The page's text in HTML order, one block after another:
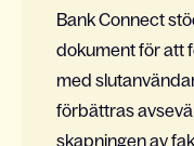
Bank Connect
dokument för att
med
förbättras
skapningen av